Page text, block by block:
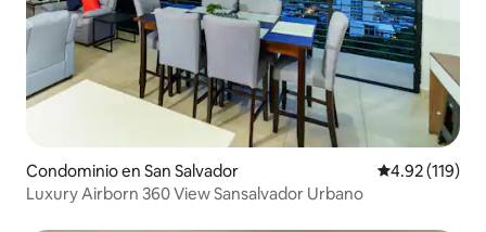
Condominio en San Salvador Calificación
4.92 (119)
Luxury Airborn 360 View Sansalvador Urbano